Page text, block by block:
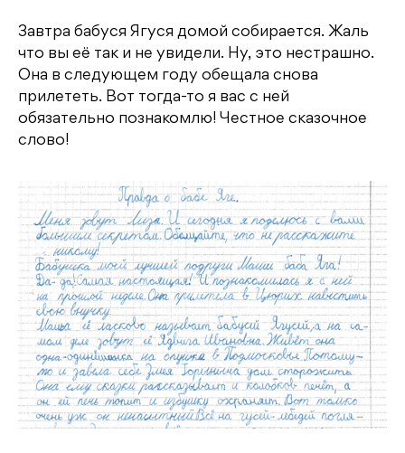
Завтра бабуся Ягуся домой собирается. Жаль
что вы её так и не увидели. Ну, это нестрашно.
Она в следующем году обещала снова
прилететь. Вот тогда-то я вас с ней
обязательно познакомлю! Честное сказочное
слово!